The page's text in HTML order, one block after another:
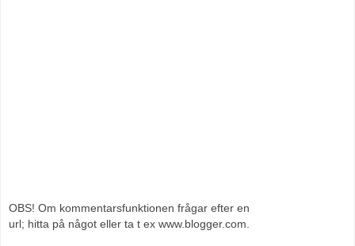
OBS! Om kommentarsfunktionen frågar efter en
url; hitta på något eller ta t ex www.blogger.com.